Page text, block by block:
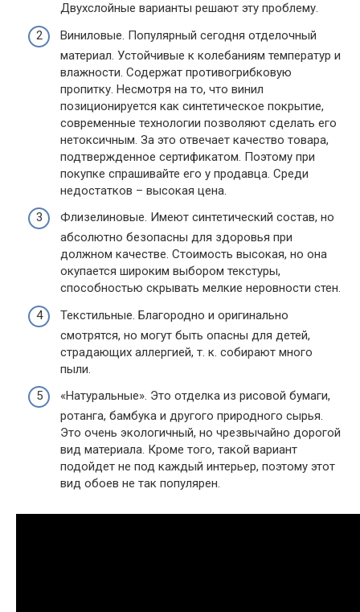
Двухслойные варианты решают эту проблему.
Виниловые. Популярный сегодня отделочный
материал. Устойчивые к колебаниям температур и
влажности. Содержат противогрибковую
пропитку. Несмотря на то, что винил
позиционируется как синтетическое покрытие,
современные технологии позволяют сделать его
нетоксичным. За это отвечает качество товара,
подтвержденное сертификатом. Поэтому при
покупке спрашивайте его у продавца. Среди
недостатков – высокая цена.
Флизелиновые. Имеют синтетический состав, но
абсолютно безопасны для здоровья при
должном качестве. Стоимость высокая, но она
окупается широким выбором текстуры,
способностью скрывать мелкие неровности стен.
Текстильные. Благородно и оригинально
смотрятся, но могут быть опасны для детей,
страдающих аллергией, т. к. собирают много
пыли.
«Натуральные». Это отделка из рисовой бумаги,
ротанга, бамбука и другого природного сырья.
Это очень экологичный, но чрезвычайно дорогой
вид материала. Кроме того, такой вариант
подойдет не под каждый интерьер, поэтому этот
вид обоев не так популярен.